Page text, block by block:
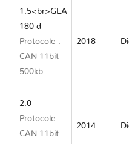
1.5<br>GLA
180 d
Protocole :
CAN 11bit
500kb
2018
2.0
Protocole :
CAN 11bit
2014